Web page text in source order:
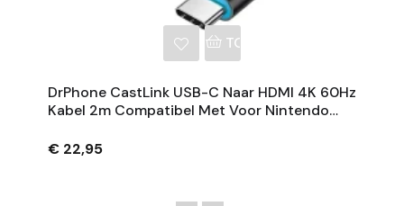
TOEVOEGEN AAN
DrPhone CastLink USB-C Naar HDMI 4K 60Hz
Kabel 2m Compatibel Met Voor Nintendo
Smartphone
€ 22,95